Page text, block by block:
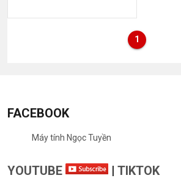
1
FACEBOOK
Máy tính Ngọc Tuyền
YOUTUBE | TIKTOK